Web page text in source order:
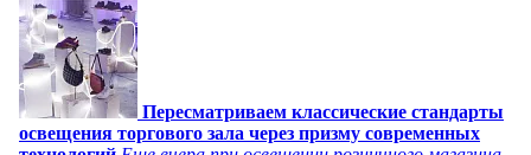
Пересматриваем классические стандарты
освещения торгового зала через призму современных